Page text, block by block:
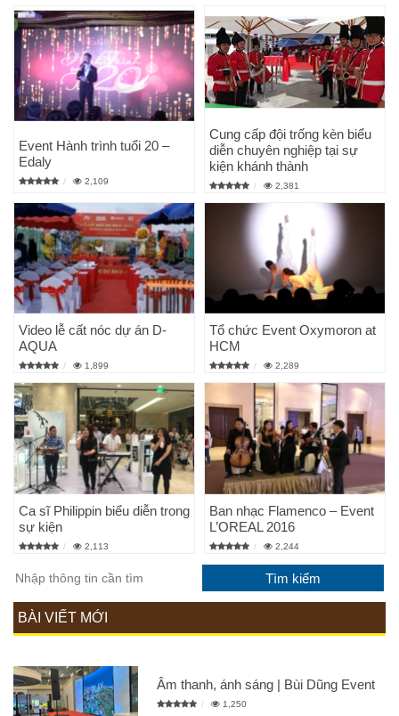
Event Hành trình tuổi 20 –
Edaly
2,109
Cung cấp đội trống kèn biểu
diễn chuyên nghiệp tại sự
kiện khánh thành
2,381
Video lễ cất nóc dự án D-
AQUA
1,899
Tổ chức Event Oxymoron at
HCM
2,289
Ca sĩ Philippin biểu diễn trong
sự kiện
2,113
Ban nhạc Flamenco – Event
L’OREAL 2016
2,244
BÀI VIẾT MỚI
Âm thanh, ánh sáng | Bùi Dũng Event
1,250